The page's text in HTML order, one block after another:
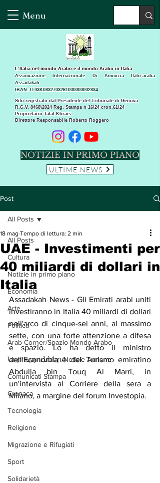
Menu
Sito registrato dal Presidente del Tribunale di Genova
R.G.V. 8468\2024 Reg. Stampa n 16\24 cron.61\24 ​
Proprietario Talal Khrais
Direttore Responsabile Roberto Roggero
L’Italia nel mondo Arabo e il mondo Arabo in Italia
Associazione Internazionale Di Amicizia Italo-araba
Assadakah
IBAN: IT03K0832703261000000002834
NOTIZIE IN PRIMO PIANO
ULTIME NEWS
Post
All Posts
Cultura
Notizie in primo piano
Economia
Arte
Politica
Arab Corner/Spazio Mondo Arabo
Նորություններ/Notizie Armene
Comunicati Stampa
Cronaca
Tecnologia
Religione
Migrazione e Rifugiati
Sport
Solidarietà
All Posts
UAE - Investimenti per
40 miliardi di dollari in
Italia
18 mag Tempo di lettura: 2 min
Assadakah News - Gli Emirati arabi uniti
investiranno in Italia 40 miliardi di dollari
nell'arco di cinque-sei anni, al massimo
sette, con una forte attenzione a difesa
e spazio. Lo ha detto il ministro
dell'Economia e del Turismo emiratino
Abdulla bin Touq Al Marri, in
un'intervista al Corriere della sera a
Milano, a margine del forum Investopia.